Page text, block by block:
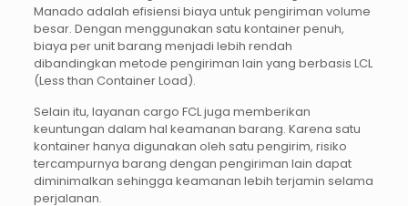
Manado adalah efisiensi biaya untuk pengiriman volume
besar. Dengan menggunakan satu kontainer penuh,
biaya per unit barang menjadi lebih rendah
dibandingkan metode pengiriman lain yang berbasis LCL
(Less than Container Load).
Selain itu, layanan cargo FCL juga memberikan
keuntungan dalam hal keamanan barang. Karena satu
kontainer hanya digunakan oleh satu pengirim, risiko
tercampurnya barang dengan pengiriman lain dapat
diminimalkan sehingga keamanan lebih terjamin selama
perjalanan.